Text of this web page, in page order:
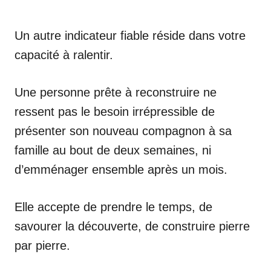
Un autre indicateur fiable réside dans votre
capacité à ralentir.
Une personne prête à reconstruire ne
ressent pas le besoin irrépressible de
présenter son nouveau compagnon à sa
famille au bout de deux semaines, ni
d’emménager ensemble après un mois.
Elle accepte de prendre le temps, de
savourer la découverte, de construire pierre
par pierre.